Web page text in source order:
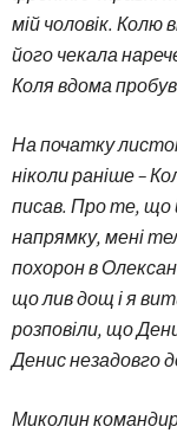
мій чоловік. Колю
його чекала
Коля вдома
На початку
ніколи раніше –
писав. Про те, що
напрямку, мені
похорон в
що лив дощ і я
розповіли, що
Денис незадовго
Миколин